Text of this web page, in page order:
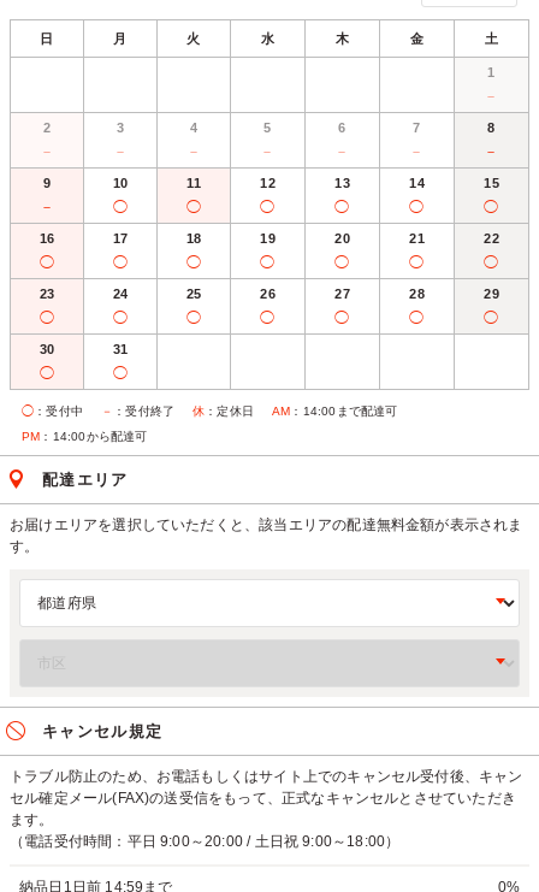
日 月 火 水 木 金 土
1
－
2
－
3
－
4
－
5
－
6
－
7
－
8
－
9
－
10
◯
11
◯
12
◯
13
◯
14
◯
15
◯
16
◯
17
◯
18
◯
19
◯
20
◯
21
◯
22
◯
23
◯
24
◯
25
◯
26
◯
27
◯
28
◯
29
◯
30
◯
31
◯
◯ ：受付中 － ：受付終了 休 ：定休日 AM ：14:00まで配達可
PM ：14:00から配達可
配達エリア
お届けエリアを選択していただくと、該当エリアの配達無料金額が表示されま
す。
キャンセル規定
トラブル防止のため、お電話もしくはサイト上でのキャンセル受付後、キャン
セル確定メール(FAX)の送受信をもって、正式なキャンセルとさせていただき
ます。
（電話受付時間：平日 9:00～20:00 / 土日祝 9:00～18:00）
納品日1日前 14:59まで 0%